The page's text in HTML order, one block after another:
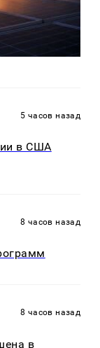
5 часов назад
в США
8 часов назад
8 часов назад
в